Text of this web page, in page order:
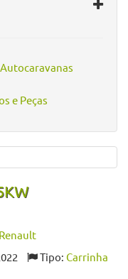
Autocaravanas
e Peças
Tipo: Carrinha